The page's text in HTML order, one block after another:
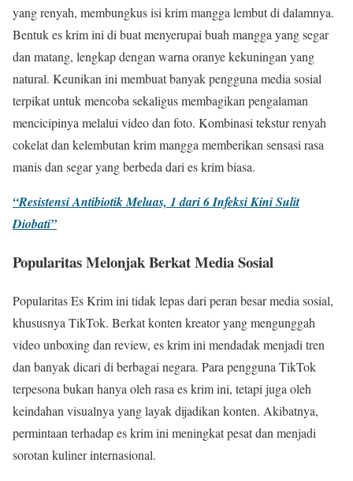
yang renyah, membungkus isi krim mangga lembut di dalamnya.
Bentuk es krim ini di buat menyerupai buah mangga yang segar
dan matang, lengkap dengan warna oranye kekuningan yang
natural. Keunikan ini membuat banyak pengguna media sosial
terpikat untuk mencoba sekaligus membagikan pengalaman
mencicipinya melalui video dan foto. Kombinasi tekstur renyah
cokelat dan kelembutan krim mangga memberikan sensasi rasa
manis dan segar yang berbeda dari es krim biasa.
“Resistensi Antibiotik Meluas, 1 dari 6 Infeksi Kini Sulit
Diobati”
Popularitas Melonjak Berkat Media Sosial
Popularitas Es Krim ini tidak lepas dari peran besar media sosial,
khususnya TikTok. Berkat konten kreator yang mengunggah
video unboxing dan review, es krim ini mendadak menjadi tren
dan banyak dicari di berbagai negara. Para pengguna TikTok
terpesona bukan hanya oleh rasa es krim ini, tetapi juga oleh
keindahan visualnya yang layak dijadikan konten. Akibatnya,
permintaan terhadap es krim ini meningkat pesat dan menjadi
sorotan kuliner internasional.